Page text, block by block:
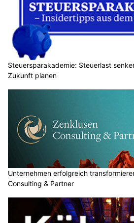
Steuersparakademie: Steuerlast
Zukunft planen
Unternehmen erfolgreich
Consulting & Partner